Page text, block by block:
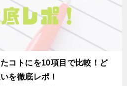
コトにを10項目で比較！ど
を徹底レポ！